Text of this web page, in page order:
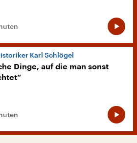
Karl Schlögel
Dinge, auf die man sonst